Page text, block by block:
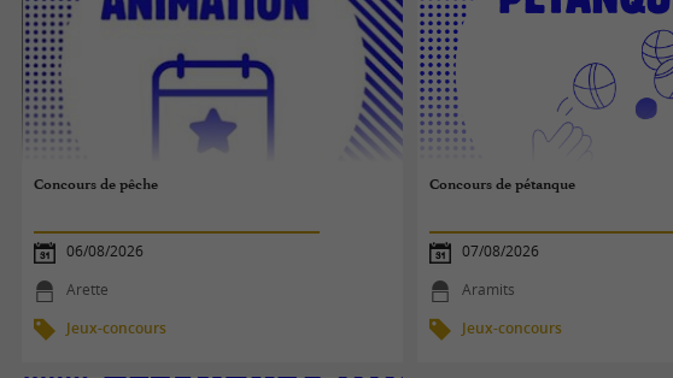
Concours de pêche
06/08/2026
Arette
Jeux-concours
Concours de pétanque
07/08/2026
Aramits
Jeux-concours